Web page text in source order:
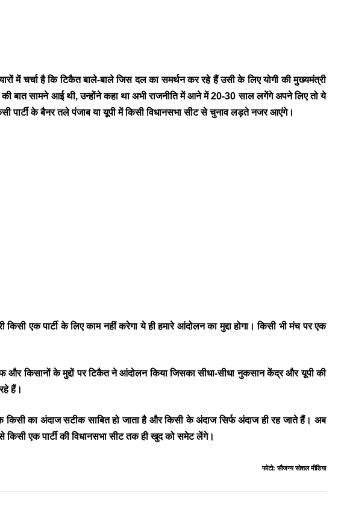
में चर्चा है कि टिकैत बाले-बाले जिस दल का समर्थन कर रहे हैं उसी के लिए योगी की मुख्यमंत्री
बात सामने आई थी, उन्होंने कहा था अभी राजनीति में आने में 20-30 साल लगेंगे अपने लिए तो ये
पार्टी के बैनर तले पंजाब या यूपी में किसी विधानसभा सीट से चुनाव लड़ते नजर आएंगे।
एक पार्टी के लिए काम नहीं करेगा ये ही हमारे आंदोलन का मुद्दा होगा। किसी भी मंच पर एक
किसानों के मुद्दों पर टिकैत ने आंदोलन किया जिसका सीधा-सीधा नुकसान केंद्र और यूपी की
हैं।
किसी का अंदाज सटीक साबित हो जाता है और किसी के अंदाज सिर्फ अंदाज ही रह जाते हैं। अब
किसी एक पार्टी की विधानसभा सीट तक ही खुद को समेट लेंगे।
फोटो: सौजन्य सोशल मीडिया